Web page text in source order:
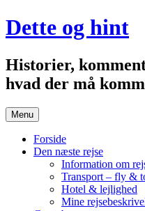
Hop
til
Dette og hint
Historier,
hvad der må
Menu
Forside
Den næste rejse
Information om
Transport – fly &
Hotel & lejlighed
Mine